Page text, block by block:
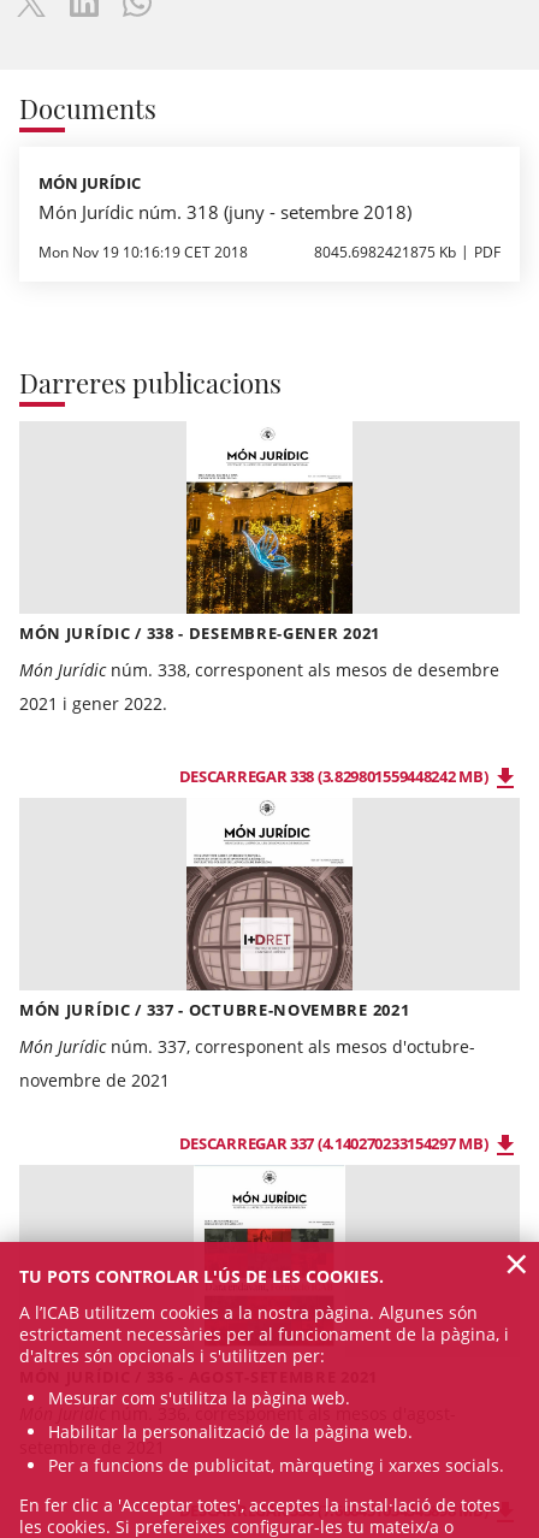
Documents
MÓN JURÍDIC
Món Jurídic núm. 318 (juny - setembre 2018)
Mon Nov 19 10:16:19 CET 2018 8045.6982421875 Kb PDF
Darreres publicacions
MÓN JURÍDIC / 338 - DESEMBRE-GENER 2021
Món Jurídicnúm. 338, corresponent als mesos de desembre
2021 i gener 2022.
DESCARREGAR 338 (3.829801559448242 MB)
MÓN JURÍDIC / 337 - OCTUBRE-NOVEMBRE 2021
Món Jurídicnúm. 337, corresponent als mesos d'octubre-
novembre de 2021
DESCARREGAR 337 (4.140270233154297 MB)
núm. 336, corresponent als mesos d'agost-
setembre de 2021
DESCARREGAR 336 (7.606451034545898 MB)
TU POTS CONTROLAR L'ÚS DE LES COOKIES.
A l’ICAB utilitzem cookies a la nostra pàgina. Algunes són
estrictament necessàries per al funcionament de la pàgina, i
d'altres són opcionals i s'utilitzen per:
Mesurar com s'utilitza la pàgina web.
Habilitar la personalització de la pàgina web.
Per a funcions de publicitat, màrqueting i xarxes socials.
En fer clic a 'Acceptar totes', acceptes la instal·lació de totes
les cookies. Si prefereixes configurar-les tu mateix/a o
×